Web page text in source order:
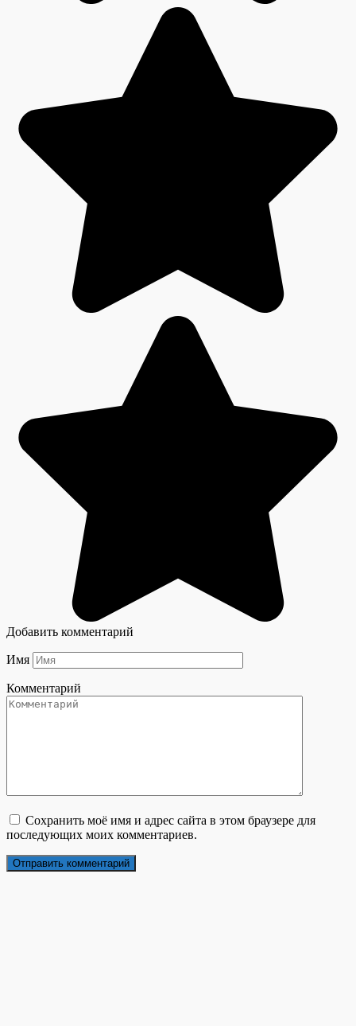
Добавить комментарий
Имя
Комментарий
Сохранить моё имя и адрес сайта в этом браузере для
последующих моих комментариев.